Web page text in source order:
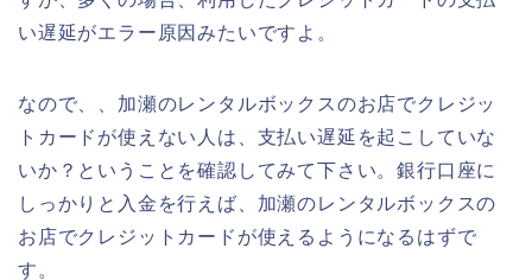
い遅延がエラー原因みたいですよ。
なので、、加瀬のレンタルボックスのお店でクレジッ
トカードが使えない人は、支払い遅延を起こしていな
いか？ということを確認してみて下さい。銀行口座に
しっかりと入金を行えば、加瀬のレンタルボックスの
お店でクレジットカードが使えるようになるはずで
す。